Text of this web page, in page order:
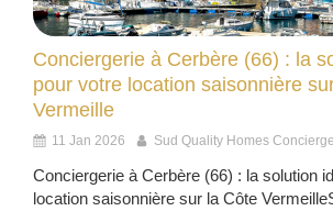
Conciergerie à Cerbère (66) : la
pour votre location saisonnière
Vermeille
11 Jan 2026 Sud Quality Homes
Conciergerie à Cerbère (66) : la solution
location saisonnière sur la Côte